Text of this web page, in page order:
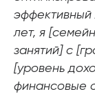
лет, я
занятий] с
[уровень
финансовые